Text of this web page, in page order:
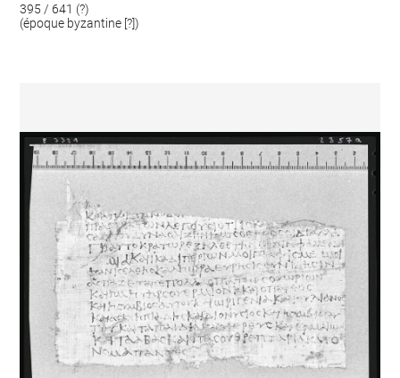
395 / 641 (?)
(époque byzantine [?])